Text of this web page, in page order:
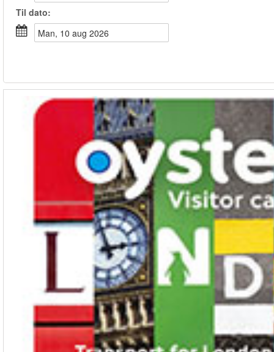
Til dato:
man, 10 aug 2026